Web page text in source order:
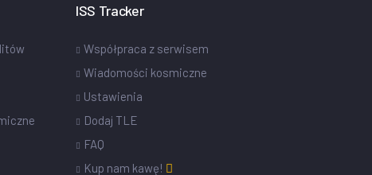
ISS Tracker
Współpraca z serwisem
Wiadomości kosmiczne
Ustawienia
Dodaj TLE
FAQ
Kup nam kawę!